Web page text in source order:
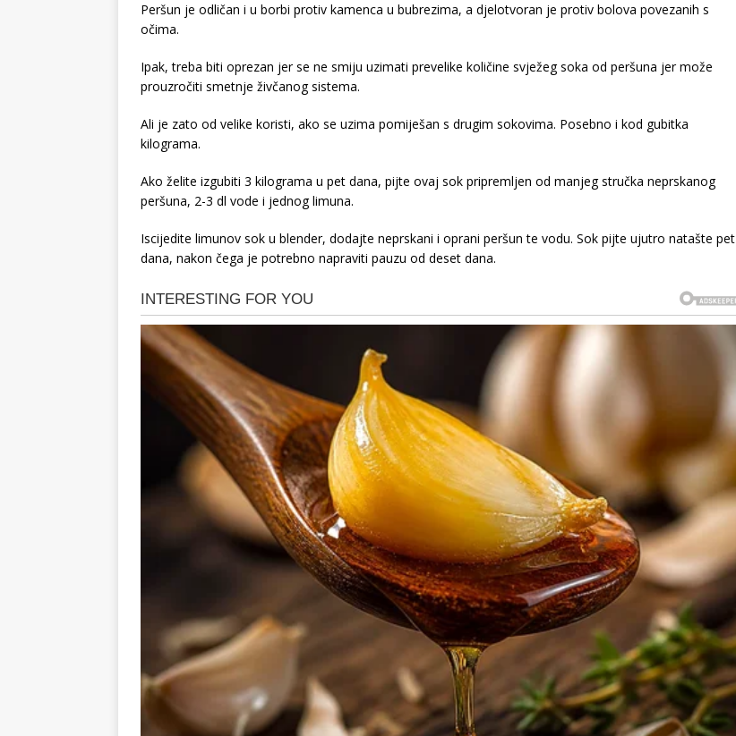
Peršun je odličan i u borbi protiv kamenca u bubrezima, a djelotvoran je protiv bolova povezanih s
očima.
Ipak, treba biti oprezan jer se ne smiju uzimati prevelike količine svježeg soka od peršuna jer može
prouzročiti smetnje živčanog sistema.
Ali je zato od velike koristi, ako se uzima pomiješan s drugim sokovima. Posebno i kod gubitka
kilograma.
Ako želite izgubiti 3 kilograma u pet dana, pijte ovaj sok pripremljen od manjeg stručka neprskanog
peršuna, 2-3 dl vode i jednog limuna.
Iscijedite limunov sok u blender, dodajte neprskani i oprani peršun te vodu. Sok pijte ujutro natašte pet
dana, nakon čega je potrebno napraviti pauzu od deset dana.